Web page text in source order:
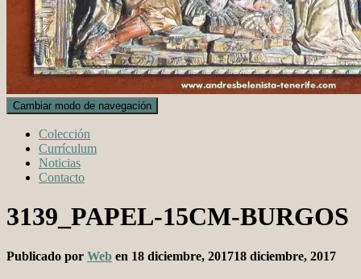
Cambiar modo de navegación
Colección
Currículum
Noticias
Contacto
3139_PAPEL-15CM-BURGOS
Publicado por Web en 18 diciembre, 201718 diciembre, 2017